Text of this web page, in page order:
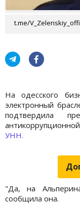
t.me/
На одесского
электронный
подтвердила
УНН.
"Да, на
сообщила она.